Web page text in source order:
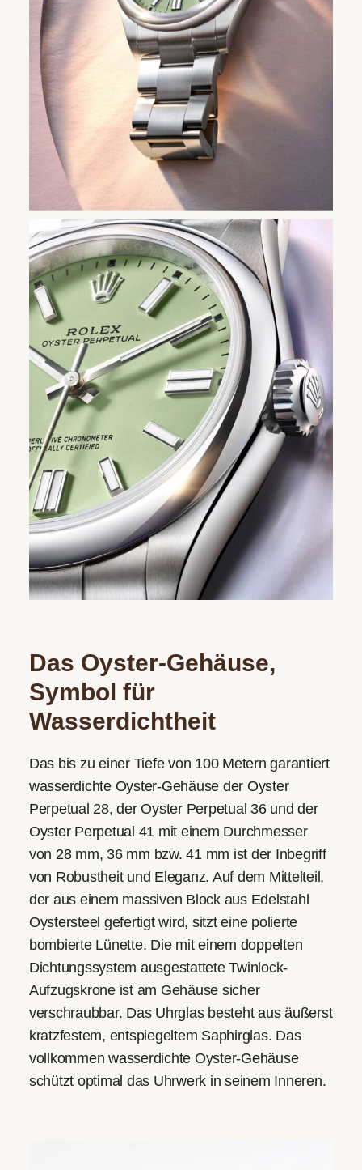
Das Oyster-Gehäuse,
Symbol für
Wasserdichtheit
Das bis zu einer Tiefe von 100 Metern garantiert
wasserdichte Oyster-Gehäuse der Oyster
Perpetual 28, der Oyster Perpetual 36 und der
Oyster Perpetual 41 mit einem Durchmesser
von 28 mm, 36 mm bzw. 41 mm ist der Inbegriff
von Robustheit und Eleganz. Auf dem Mittelteil,
der aus einem massiven Block aus Edelstahl
Oystersteel gefertigt wird, sitzt eine polierte
bombierte Lünette. Die mit einem doppelten
Dichtungssystem ausgestattete Twinlock-
Aufzugskrone ist am Gehäuse sicher
verschraubbar. Das Uhrglas besteht aus äußerst
kratzfestem, entspiegeltem Saphirglas. Das
vollkommen wasserdichte Oyster-Gehäuse
schützt optimal das Uhrwerk in seinem Inneren.